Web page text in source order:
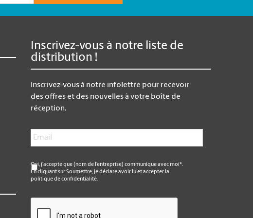
Inscrivez-vous à notre liste de
distribution !
Inscrivez-vous à notre infolettre pour recevoir
des offres et des nouvelles à votre boîte de
réception.
Email
*
Oui, j’accepte que (nom de l’entreprise) communique avec moi*.
En cliquant sur Soumettre, je déclare avoir lu et accepter la
politique de confidentialité.